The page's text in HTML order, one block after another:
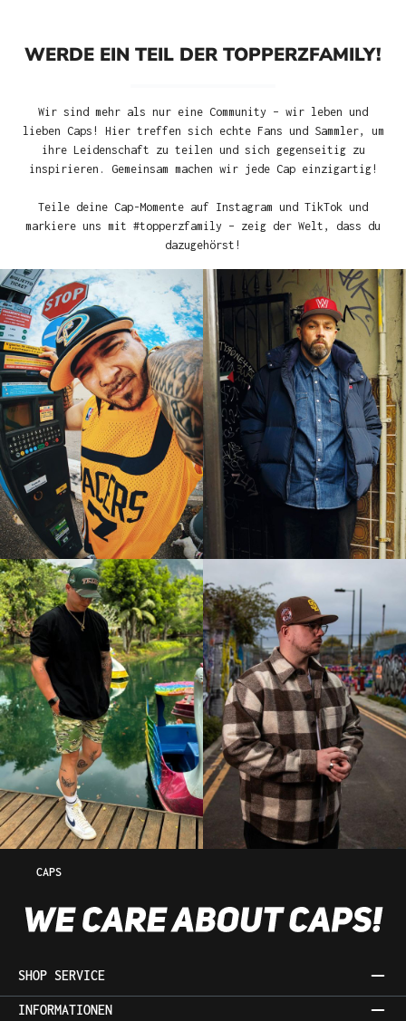
WERDE EIN TEIL DER TOPPERZFAMILY!
Wir sind mehr als nur eine Community – wir leben und
lieben Caps! Hier treffen sich echte Fans und Sammler, um
ihre Leidenschaft zu teilen und sich gegenseitig zu
inspirieren. Gemeinsam machen wir jede Cap einzigartig!
Teile deine Cap-Momente auf Instagram und TikTok und
markiere uns mit #topperzfamily – zeig der Welt, dass du
dazugehörst!
CAPS
SHOP SERVICE
INFORMATIONEN